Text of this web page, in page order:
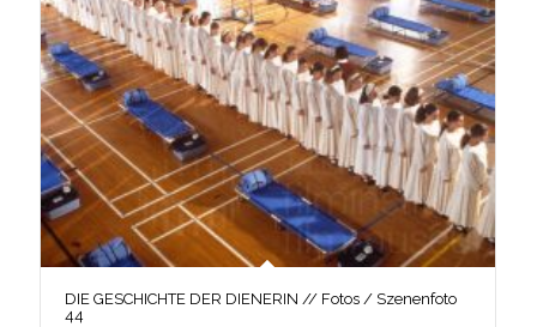
DIE GESCHICHTE DER DIENERIN // Fotos / Szenenfoto
44